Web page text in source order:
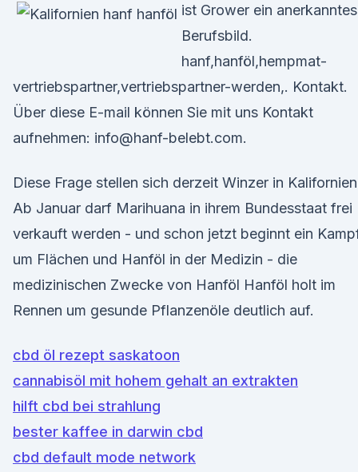
ist Grower ein anerkanntes
Berufsbild.
hanf,hanföl,hempmat-
vertriebspartner,vertriebspartner-werden,. Kontakt.
Über diese E-mail können Sie mit uns Kontakt
aufnehmen: info@hanf-belebt.com.
Diese Frage stellen sich derzeit Winzer in
Ab Januar darf Marihuana in ihrem Bundesstaat frei
verkauft werden - und schon jetzt beginnt ein
um Flächen und Hanföl in der Medizin - die
medizinischen Zwecke von Hanföl Hanföl holt im
Rennen um gesunde Pflanzenöle deutlich auf.
cbd öl rezept saskatoon
cannabisöl mit hohem gehalt an extrakten
hilft cbd bei strahlung
bester kaffee in darwin cbd
cbd default mode network